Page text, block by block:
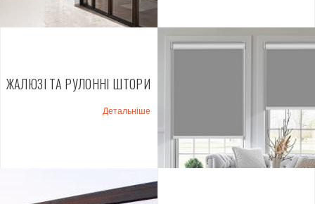
ЖАЛЮЗІ ТА РУЛОННІ ШТОРИ
Детальніше